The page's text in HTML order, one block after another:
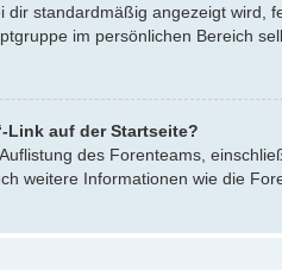
standardmäßig angezeigt wird,
im persönlichen Bereich
Link auf der Startseite?
des Forenteams,
weitere Informationen wie die